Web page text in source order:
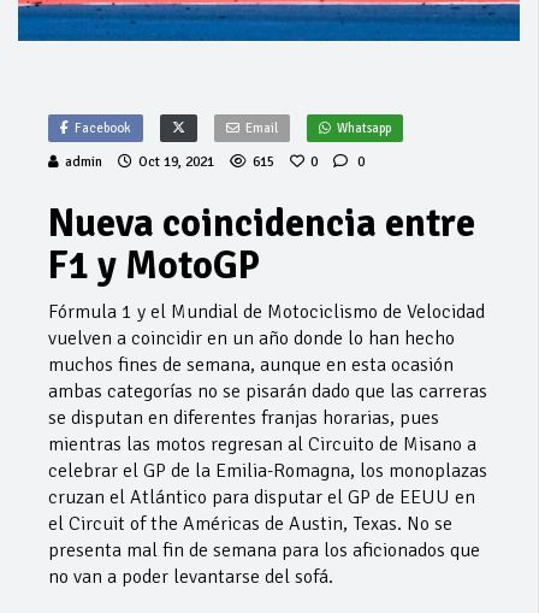
Facebook Email Whatsapp
admin Oct 19, 2021 615 0 0
Nueva coincidencia entre
F1 y MotoGP
Fórmula 1 y el Mundial de Motociclismo de Velocidad
vuelven a coincidir en un año donde lo han hecho
muchos fines de semana, aunque en esta ocasión
ambas categorías no se pisarán dado que las carreras
se disputan en diferentes franjas horarias, pues
mientras las motos regresan al Circuito de Misano a
celebrar el GP de la Emilia-Romagna, los monoplazas
cruzan el Atlántico para disputar el GP de EEUU en
el Circuit of the Américas de Austin, Texas. No se
presenta mal fin de semana para los aficionados que
no van a poder levantarse del sofá.